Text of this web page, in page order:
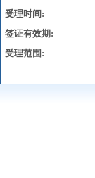
受理时间:
签证有效期:
受理范围: